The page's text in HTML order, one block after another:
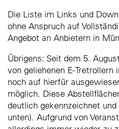
Die Liste im Links und
ohne Anspruch auf
Angebot an Anbietern in
Übrigens: Seit dem 5.
von geliehenen E-
noch auf hierfür
möglich. Diese
deutlich gekennzeichnet
unten). Aufgrund von